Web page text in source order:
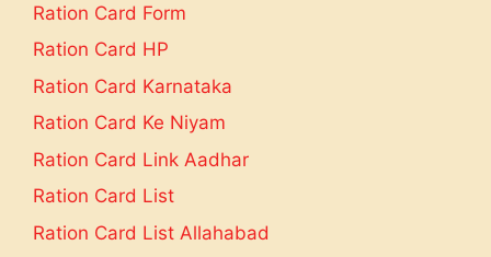
Ration Card Form
Ration Card HP
Ration Card Karnataka
Ration Card Ke Niyam
Ration Card Link Aadhar
Ration Card List
Ration Card List Allahabad